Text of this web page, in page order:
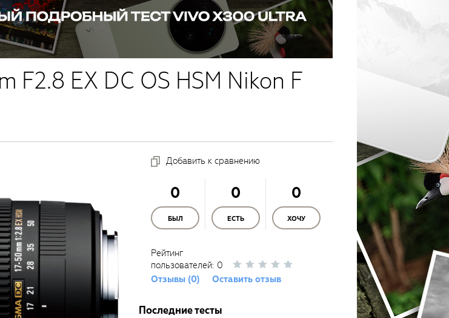
F2.8 EX DC OS HSM Nikon F
Добавить к сравнению
0
БЫЛ
0
ЕСТЬ
0
ХОЧУ
Рейтинг
пользователей: 0
Отзывы (0)
Оставить отзыв
Последние тесты